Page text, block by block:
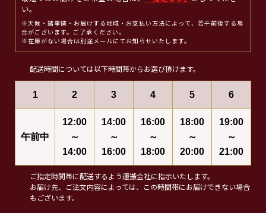
い。
※天候・諸事情・お届けする地域・お支払い方法によって、若干前後する場
合がございます。ご了承ください。
※在庫がない場合は別途メールにてお知らせいたします。
配送時間については以下時間帯からお選び頂けます。
1 2 3 4 5 6
午前中
12:00
～
14:00
14:00
～
16:00
16:00
～
18:00
18:00
～
20:00
19:00
～
21:00
ご指定時間帯に配送するよう運搬会社に指示いたします。
お届け先、ご注文内容によっては、この時間帯にお届けできない場合
もございます。